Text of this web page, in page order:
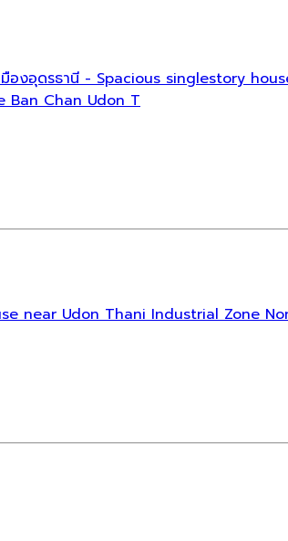
มืองอุดรธานี - Spacious singlestory
Chan Udon T
near Udon Thani Industrial Zone